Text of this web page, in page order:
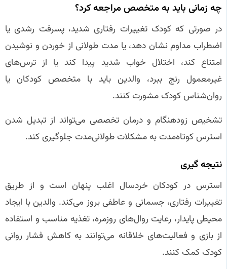
چه زمانی باید به متخصص مراجعه کرد؟
در صورتی که کودک تغییرات رفتاری شدید، پسرفت رشدی یا
اضطراب مداوم نشان دهد، یا مدت طولانی از خوردن و نوشیدن
امتناع کند، اختلال خواب شدید پیدا کند یا از ترس‌های
غیرمعمول رنج ببرد، والدین باید با متخصص کودکان یا
روان‌شناس کودک مشورت کنند.
تشخیص زودهنگام و درمان تخصصی می‌تواند از تبدیل شدن
استرس کوتاه‌مدت به مشکلات طولانی‌مدت جلوگیری کند.
نتیجه‌ گیری
استرس در کودکان خردسال اغلب پنهان است و از طریق
تغییرات رفتاری، جسمانی و عاطفی بروز می‌کند. والدین با ایجاد
محیطی پایدار، رعایت روال‌های روزمره، تغذیه مناسب و استفاده
از بازی و فعالیت‌های خلاقانه می‌توانند به کاهش فشار روانی
کودک کمک کنند.